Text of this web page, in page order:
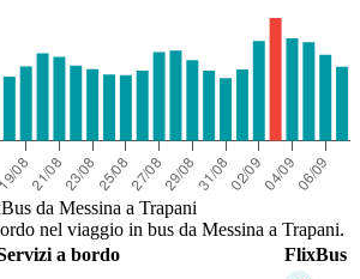
da Messina a Trapani
nel viaggio in bus da Messina a Trapani.
a bordo
FlixBus